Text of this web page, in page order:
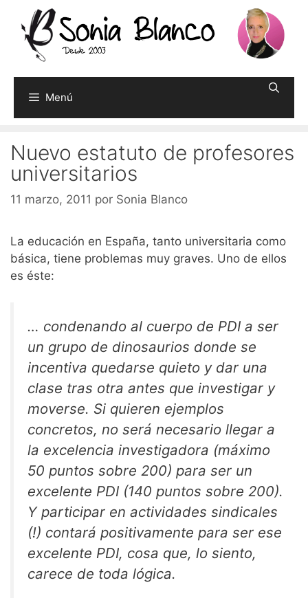
contenido
Menú
Nuevo estatuto de profesores
universitarios
11 marzo, 2011 por Sonia Blanco
La educación en España, tanto universitaria como
básica, tiene problemas muy graves. Uno de ellos
es éste:
… condenando al cuerpo de PDI a ser
un grupo de dinosaurios donde se
incentiva quedarse quieto y dar una
clase tras otra antes que investigar y
moverse. Si quieren ejemplos
concretos, no será necesario llegar a
la excelencia investigadora (máximo
50 puntos sobre 200) para ser un
excelente PDI (140 puntos sobre 200).
Y participar en actividades sindicales
(!) contará positivamente para ser ese
excelente PDI, cosa que, lo siento,
carece de toda lógica.